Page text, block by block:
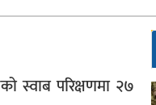
स्वाब परिक्षणमा २७